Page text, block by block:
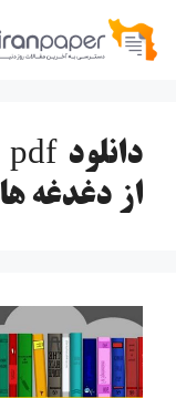
پرش
از دغدغه ها